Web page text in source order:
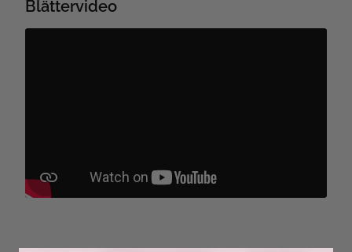
Blättervideo